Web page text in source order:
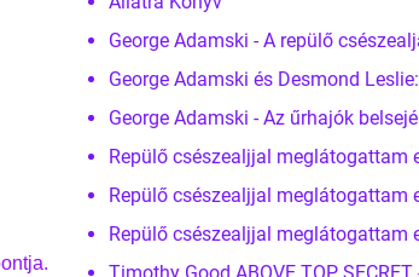
George Adamski - A repülő
George Adamski és Desmond
George Adamski - Az űrhajók
Repülő csészealjjal meglátogattam
Repülő csészealjjal meglátogattam
Repülő csészealjjal meglátogattam